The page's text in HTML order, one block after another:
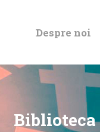
Despre noi
Biblioteca